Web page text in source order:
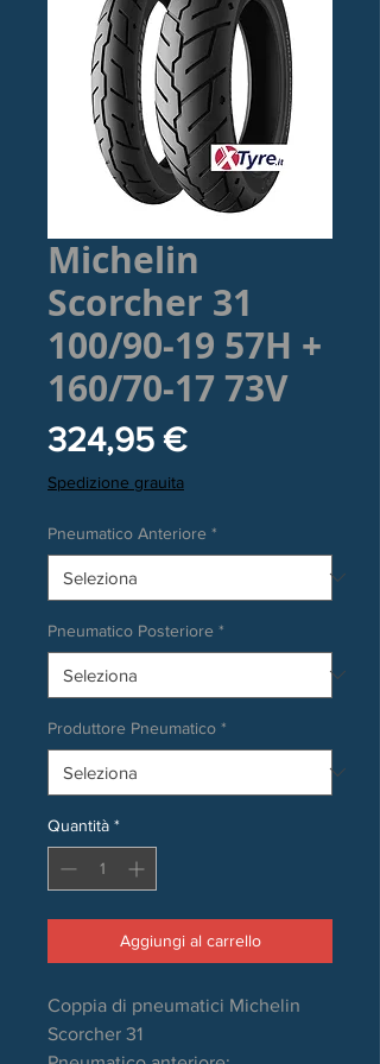
Michelin
Scorcher 31
100/90-19 57H +
160/70-17 73V
324,95 €Prezzo
Spedizione grauita
Pneumatico Anteriore *
Pneumatico Posteriore *
Produttore Pneumatico *
Quantità *
Aggiungi al carrello
Coppia di pneumatici Michelin
Scorcher 31